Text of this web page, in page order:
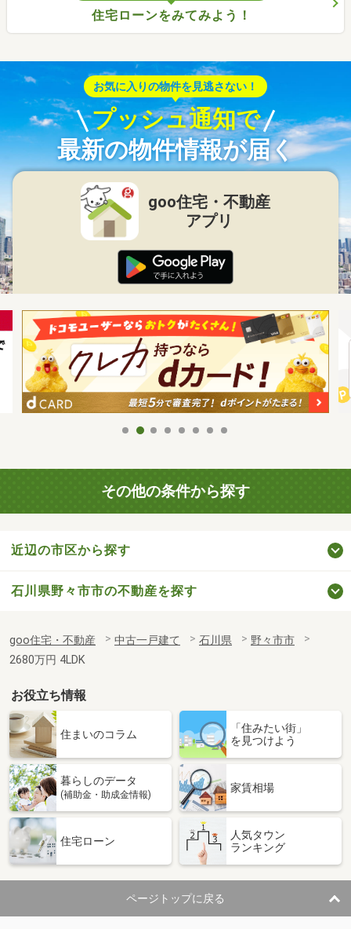
住宅ローンをみてみよう！
お気に入りの物件を見逃さない！
プッシュ通知で
最新の物件情報が届く
goo住宅・不動産
アプリ
その他の条件から探す
近辺の市区から探す
石川県野々市市の不動産を探す
goo住宅・不動産 中古一戸建て 石川県
野々市市
2680万円 4LDK
お役立ち情報
住まいのコラム
「住みたい街」
を見つけよう
暮らしのデータ
(補助金・助成金情報)
家賃相場
住宅ローン
人気タウン
ランキング
ページトップに戻る